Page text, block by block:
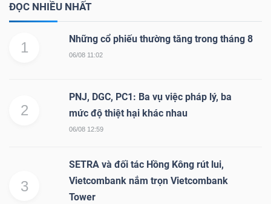
ĐỌC NHIỀU NHẤT
1
Những cổ phiếu thường tăng trong tháng 8
06/08 11:02
2
PNJ, DGC, PC1: Ba vụ việc pháp lý, ba
mức độ thiệt hại khác nhau
06/08 12:59
3
SETRA và đối tác Hồng Kông rút lui,
Vietcombank nắm trọn Vietcombank
Tower
vụ